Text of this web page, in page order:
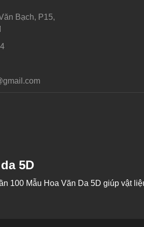
5D
100 Mẫu Hoa Văn Da 5D giúp vật
Bạch, P15,